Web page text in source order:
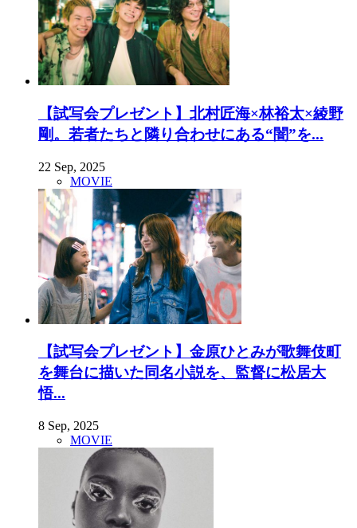
【試写会プレゼント】北村匠海×林裕太×綾野
剛。若者たちと隣り合わせにある“闇”を...
22 Sep, 2025
MOVIE
【試写会プレゼント】金原ひとみが歌舞伎町
を舞台に描いた同名小説を、監督に松居大
悟...
8 Sep, 2025
MOVIE